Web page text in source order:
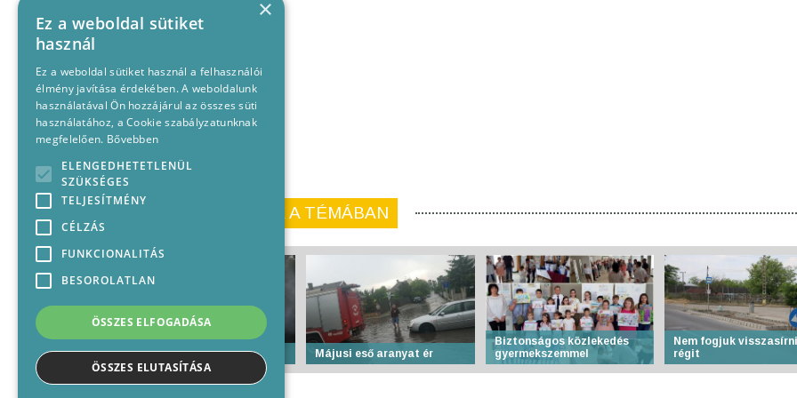
KORÁBBI CIKKEINK A TÉMÁBAN
Támadunk! Májusi eső aranyat ér
Biztonságos közlekedés
gyermekszemmel
Nem fogjuk
régit
×
Ez a weboldal sütiket
használ
Ez a weboldal sütiket használ a felhasználói
élmény javítása érdekében. A weboldalunk
használatával Ön hozzájárul az összes süti
használatához, a Cookie szabályzatunknak
megfelelően. Bővebben
ELENGEDHETETLENÜL
SZÜKSÉGES
TELJESÍTMÉNY
CÉLZÁS
FUNKCIONALITÁS
BESOROLATLAN
ÖSSZES ELFOGADÁSA
ÖSSZES ELUTASÍTÁSA